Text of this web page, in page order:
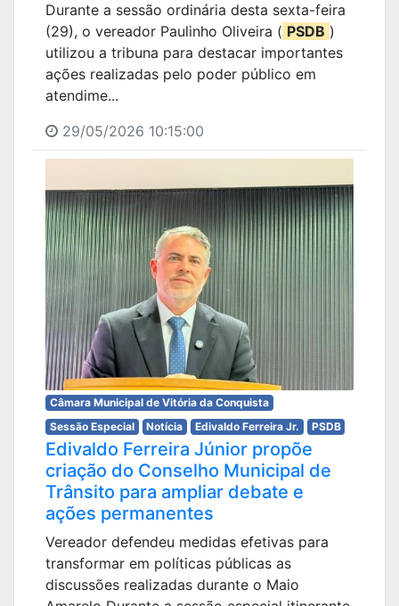
Durante a sessão ordinária desta sexta-feira
(29), o vereador Paulinho Oliveira ( PSDB )
utilizou a tribuna para destacar importantes
ações realizadas pelo poder público em
atendime...
29/05/2026 10:15:00
Câmara Municipal de Vitória da Conquista
Sessão Especial
Notícia Edivaldo Ferreira Jr. PSDB
Edivaldo Ferreira Júnior propõe
criação do Conselho Municipal de
Trânsito para ampliar debate e
ações permanentes
Vereador defendeu medidas efetivas para
transformar em políticas públicas as
discussões realizadas durante o Maio